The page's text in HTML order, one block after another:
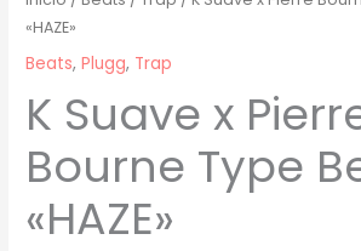
«HAZE»
Beats,Plugg, Trap
K Suave x
Bourne Type
«HAZE»